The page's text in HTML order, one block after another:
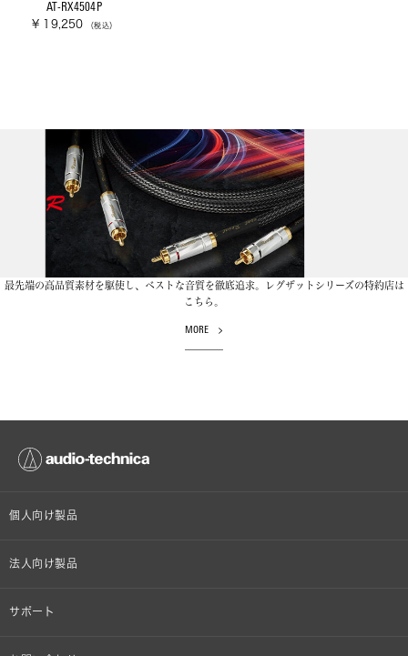
AT-RX4504P
¥ 19,250 （税込）
最先端の高品質素材を駆使し、ベストな音質を徹底追求。レグザットシリーズの特約店は
こちら。
MORE
個人向け製品
オンラインストア限定
法人向け製品
設備音響機器
サポート